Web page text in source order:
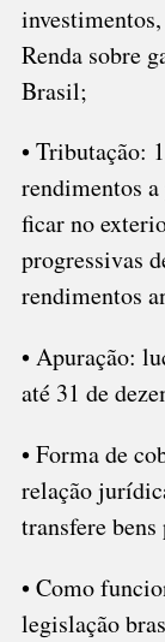
Renda sobre
Brasil;
• Tributação:
rendimentos
ficar no
progressivas
rendimentos
• Apuração:
até 31 de
• Forma de
relação
transfere
• Como
legislação